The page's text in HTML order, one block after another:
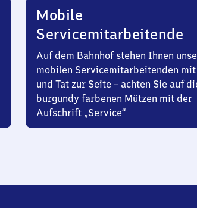
Mobile
Servicemitarbeitende
Auf dem Bahnhof stehen Ihnen
mobilen Servicemitarbeitenden
und Tat zur Seite – achten Sie auf
burgundy farbenen Mützen mit der
Aufschrift „Service“